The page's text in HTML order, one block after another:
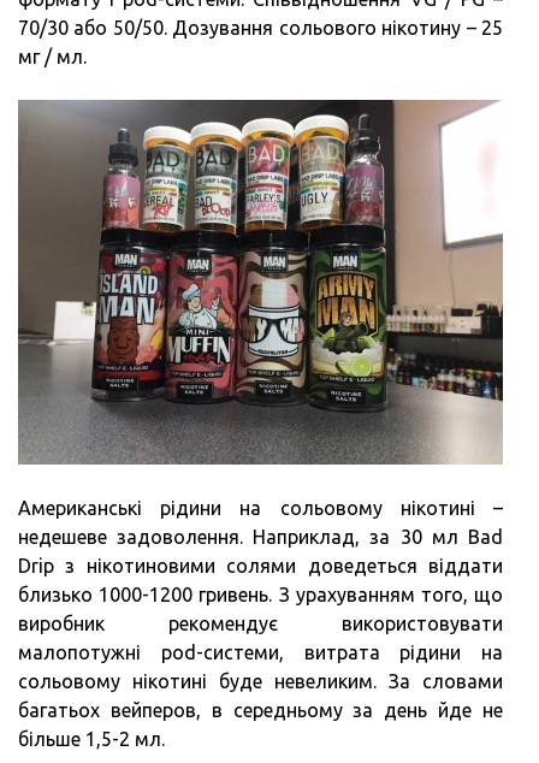
70/30 або 50/50. Дозування сольового нікотину – 25
мг / мл.
Американські рідини на сольовому нікотині –
недешеве задоволення. Наприклад, за 30 мл Bad
Drip з нікотиновими солями доведеться віддати
близько 1000-1200 гривень. З урахуванням того, що
виробник рекомендує використовувати
малопотужні pod-системи, витрата рідини на
сольовому нікотині буде невеликим. За словами
багатьох вейперов, в середньому за день йде не
більше 1,5-2 мл.